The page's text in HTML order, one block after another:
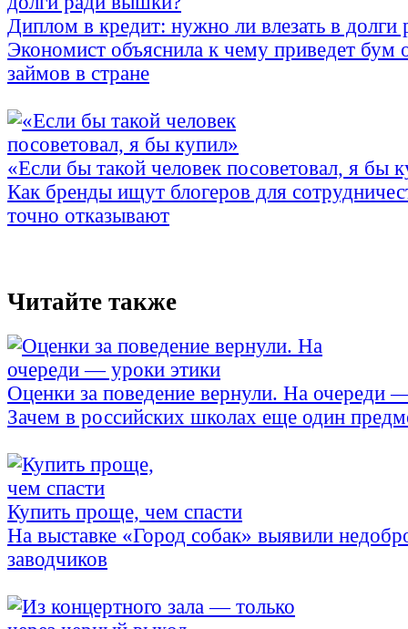
Диплом в кредит: нужно ли влезать в
Экономист объяснила к чему приведет бум
займов в стране
«Если бы такой человек посоветовал, я бы
Как бренды ищут блогеров для
точно отказывают
Читайте также
Оценки за поведение вернули. На очереди
Зачем в российских школах еще один
Купить проще, чем спасти
На выставке «Город собак» выявили
заводчиков